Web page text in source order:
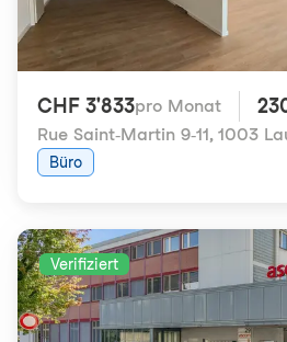
CHF 3'833pro Monat
Rue Saint-Martin 9-11, 1003
Büro
Verifiziert